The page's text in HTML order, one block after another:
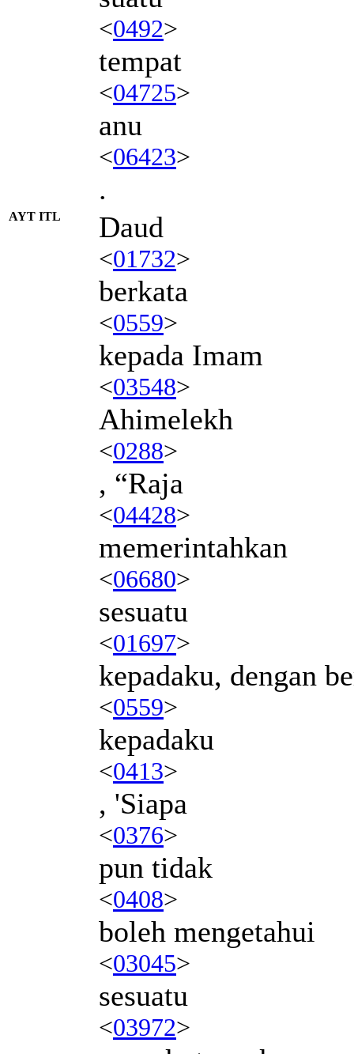
<0492>
tempat
<04725>
anu
<06423>
.
AYT ITL Daud
<01732>
berkata
<0559>
kepada Imam
<03548>
Ahimelekh
<0288>
, “Raja
<04428>
memerintahkan
<06680>
sesuatu
<01697>
kepadaku, dengan
<0559>
kepadaku
<0413>
, 'Siapa
<0376>
pun tidak
<0408>
boleh mengetahui
<03045>
sesuatu
<03972>